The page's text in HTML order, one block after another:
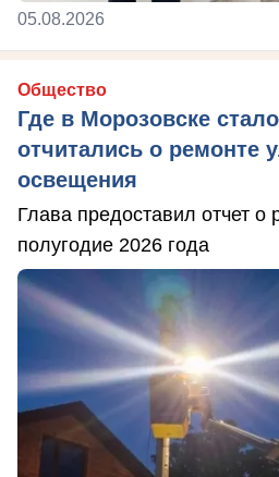
05.08.2026
Общество
Где в Морозовске
отчитались о ремонте
освещения
Глава предоставил отчет о
полугодие 2026 года